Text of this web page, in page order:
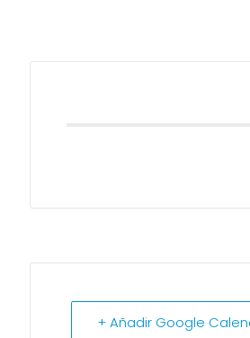
+ Añadir Google